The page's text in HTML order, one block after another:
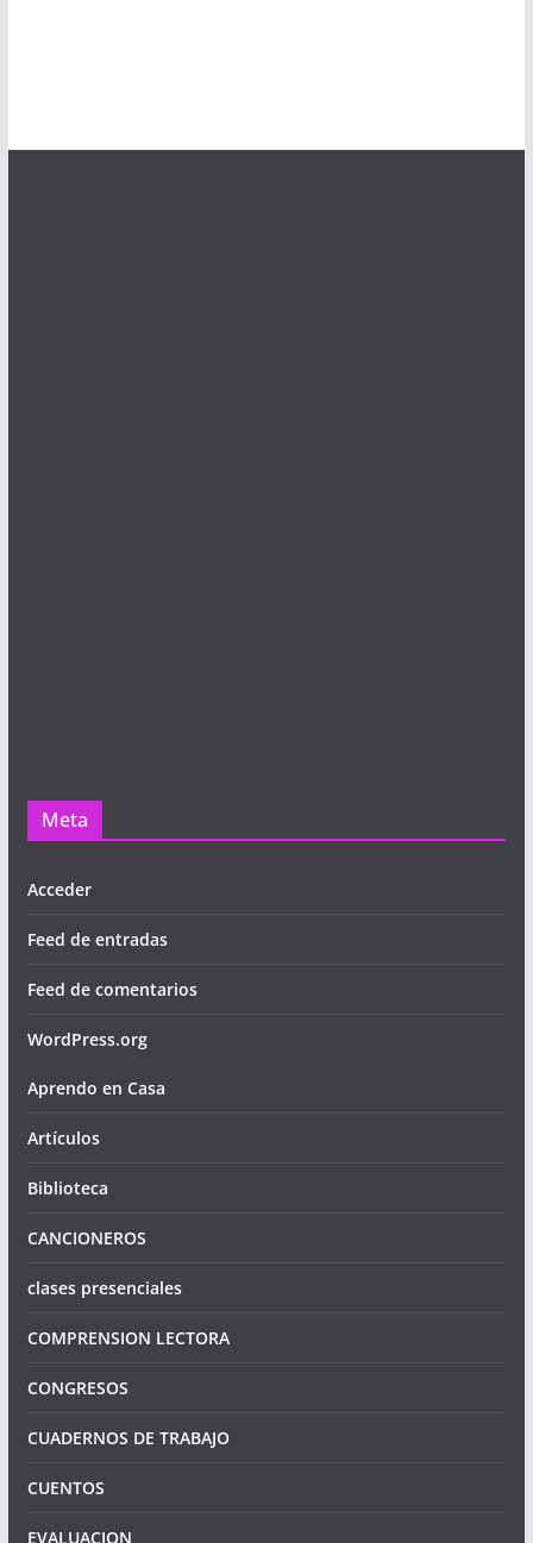
Meta
Acceder
Feed de entradas
Feed de comentarios
WordPress.org
Aprendo en Casa
Artículos
Biblioteca
CANCIONEROS
clases presenciales
COMPRENSION LECTORA
CONGRESOS
CUADERNOS DE TRABAJO
CUENTOS
EVALUACION